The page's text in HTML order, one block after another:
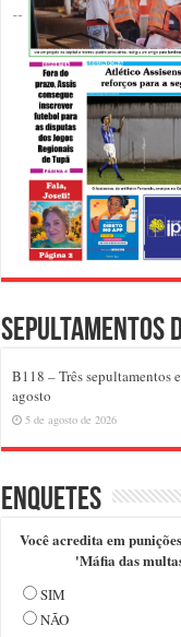
Sepultamentos
B118 – Três sepultamentos
agosto
5 de agosto de 2026
Enquetes
Você acredita em
'Máfia das
SIM
NÃO